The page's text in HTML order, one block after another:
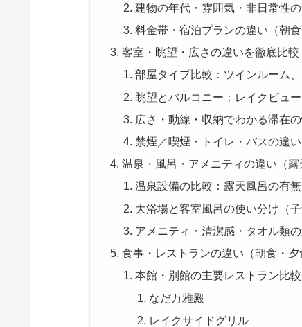
建物の年代・雰囲気・非日常性
料金帯・宿泊プランの違い（朝
客室・眺望・広さの違いを徹底比
部屋タイプ比較：ツインルーム
眺望とバルコニー：レイクビュ
広さ・動線・収納でわかる滞在
禁煙／喫煙・トイレ・バスの違
温泉・風呂・アメニティの違い（露
温泉設備の比較：露天風呂の有
大浴場と客室風呂の使い分け（
アメニティ・清潔感・タオル類
食事・レストランの違い（朝食・夕
本館・別館の主要レストラン比
なだ万雅殿
レイクサイドグリル